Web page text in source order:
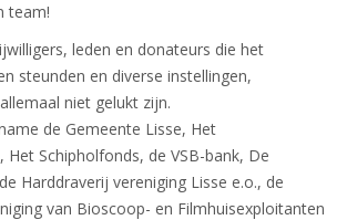
team!
leden en donateurs die het
steunden en diverse instellingen,
niet gelukt zijn.
de Gemeente Lisse, Het
Schipholfonds, de VSB-bank, De
Harddraverij vereniging Lisse e.o., de
van Bioscoop- en Filmhuisexploitanten